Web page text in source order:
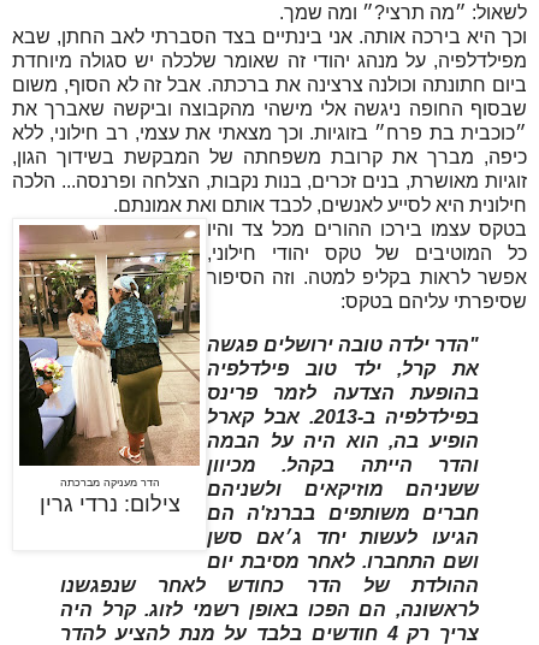
לשאול: ״מה תרצי?״ ומה שמך.
וכך היא בירכה אותה. אני בינתיים בצד הסברתי לאב החתן, שבא
מפילדלפיה, על מנהג יהודי זה שאומר שלכלה יש סגולה מיוחדת
ביום חתונתה וכולנה צרצינה את ברכתה. אבל זה לא הסוף, משום
שבסוף החופה ניגשה אלי מישהי מהקבוצה וביקשה שאברך את
״כוכבית בת פרח״ בזוגיות. וכך מצאתי את עצמי, רב חילוני, ללא
כיפה, מברך את קרובת משפחתה של המבקשת בשידוך הגון,
זוגיות מאושרת, בנים זכרים, בנות נקבות, הצלחה ופרנסה... הלכה
חילונית היא לסייע לאנשים, לכבד אותם ואת אמונתם.
הדר מעניקה מברכתה
צילום: נרדי גרין
בטקס עצמו בירכו ההורים מכל צד והיו
כל המוטיבים של טקס יהודי חילוני,
אפשר לראות בקליפ למטה. וזה הסיפור
שסיפרתי עליהם בטקס:
"הדר ילדה טובה ירושלים פגשה
את קרל, ילד טוב פילדלפיה
בהופעת הצדעה לזמר פרינס
בפילדלפיה ב-2013. אבל קארל
הופיע בה, הוא היה על הבמה
והדר הייתה בקהל. מכיוון
ששניהם מוזיקאים ולשניהם
חברים משותפים בברנז'ה הם
הגיעו לעשות יחד ג׳אם סשן
ושם התחברו. לאחר מסיבת יום
ההולדת של הדר כחודש לאחר שנפגשנו
לראשונה, הם הפכו באופן רשמי לזוג. קרל היה
צריך רק 4 חודשים בלבד על מנת להציע להדר